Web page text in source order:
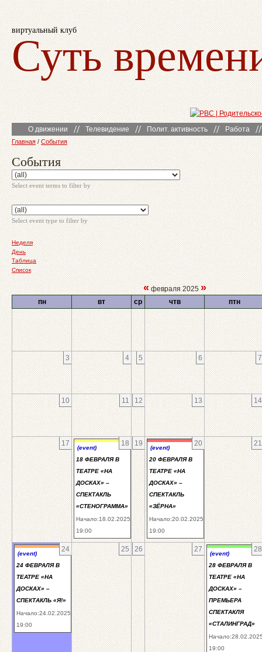
виртуальный клуб
Суть
О движении Телевидение Полит. активность Работа
Главная / События
События
Select event terms to filter by
Select event type to filter by
Неделя
День
Таблица
Список
«февраля 2025»
пн вт ср чтв птн
3 4 5 6 7
10 11 12 13 14
17 18
(event)
18 ФЕВРАЛЯ В
ТЕАТРЕ «НА
ДОСКАХ» –
СПЕКТАКЛЬ
«СТЕНОГРАММА»
Начало:18.02.2025
19:00
19 20
(event)
20 ФЕВРАЛЯ В
ТЕАТРЕ «НА
ДОСКАХ» –
СПЕКТАКЛЬ
«ЗЁРНА»
Начало:20.02.2025
19:00
21
24
(event)
24 ФЕВРАЛЯ В
ТЕАТРЕ «НА
ДОСКАХ» –
СПЕКТАКЛЬ «Я!»
Начало:24.02.2025
19:00
25 26 27 28
(event)
28 ФЕВРАЛЯ В
ТЕАТРЕ «НА
ДОСКАХ» –
ПРЕМЬЕРА
СПЕКТАКЛЯ
«СТАЛИНГРАД»
19:00